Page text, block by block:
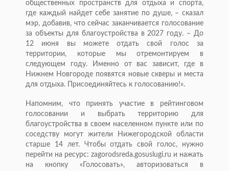
общественных пространств для отдыха и спорта,
где каждый найдет себе занятие по душе, – сказал
мэр, добавив, что сейчас заканчивается голосование
за объекты для благоустройства в 2027 году. – До
12 июня вы можете отдать свой голос за
территории, которые мы отремонтируем в
следующем году. Именно от вас зависит, где в
Нижнем Новгороде появятся новые скверы и места
для отдыха. Присоединяйтесь к голосованию!».
Напомним, что принять участие в рейтинговом
голосовании и выбрать территорию для
благоустройства в своем населенном пункте или по
соседству могут жители Нижегородской области
старше 14 лет. Чтобы отдать свой голос, нужно
перейти на ресурс: zagorodsreda.gosuslugi.ru и нажать
на кнопку «Голосовать», авторизоваться в